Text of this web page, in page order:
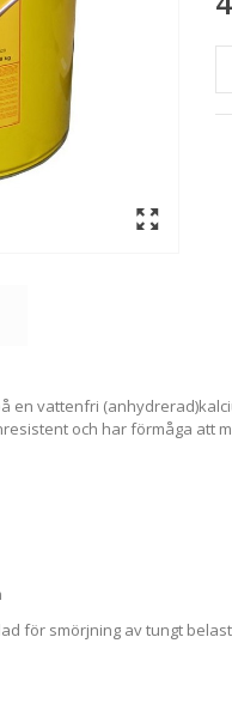
en vattenfri
och har förmåga att
för smörjning av tungt